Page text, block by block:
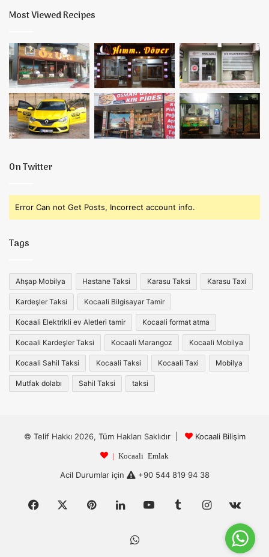
Most Viewed Recipes
On Twitter
Error Can not Get Posts, Incorrect account info.
Tags
Ahşap Mobilya Hastane Taksi Karasu Taksi Karasu Taxi
Kardeşler Taksi Kocaali Bilgisayar Tamir
Kocaali Elektrikli ev Aletleri tamir Kocaali format atma
Kocaali Kardeşler Taksi Kocaali Marangoz Kocaali Mobilya
Kocaali Sahil Taksi Kocaali Taksi Kocaali Taxi Mobilya
Mutfak dolabı Sahil Taksi taksi
© Telif Hakkı 2026, Tüm Hakları Saklıdır | Kocaali Bilişim
| Kocaali Emlak
Acil Durumlar için +90 544 819 94 38
Facebook PinterestLinkedInYouTubeTumblrInstagram
WhatsApp